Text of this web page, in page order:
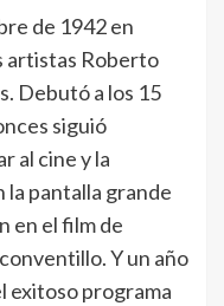
de 1942 en
artistas Roberto
Debutó a los 15
siguió
al cine y la
la pantalla grande
en el film de
Y un año
exitoso programa